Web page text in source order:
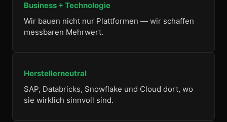
Business + Technologie
Wir bauen nicht nur Plattformen — wir schaffen
messbaren Mehrwert.
Herstellerneutral
SAP, Databricks, Snowflake und Cloud dort, wo
sie wirklich sinnvoll sind.